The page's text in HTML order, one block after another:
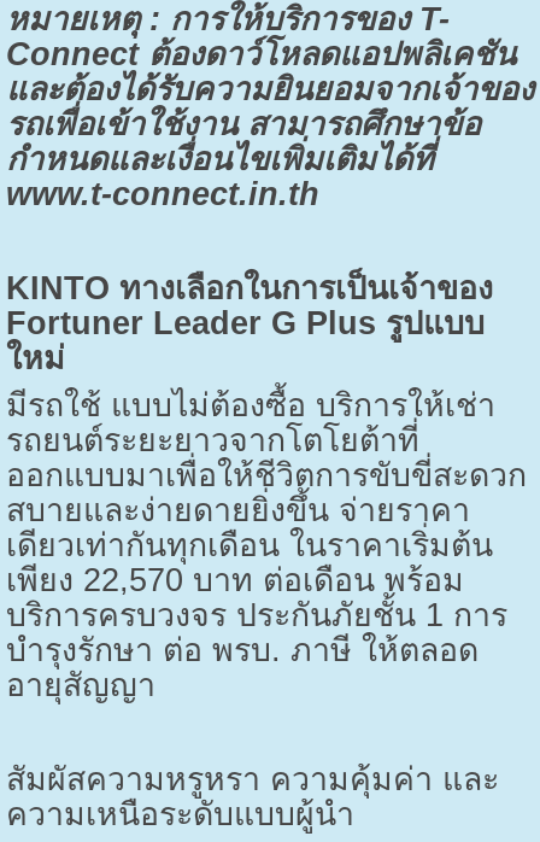
หมายเหตุ : การให้บริการของ T-
Connect ต้องดาว์โหลดแอปพลิเคชัน
และต้องได้รับความยินยอมจากเจ้าของ
รถเพื่อเข้าใช้งาน สามารถศึกษาข้อ
กำหนดและเงื่อนไขเพิ่มเติมได้ที่
www.t-connect.in.th
KINTO ทางเลือกในการเป็นเจ้าของ
Fortuner Leader G Plus รูปแบบ
ใหม่
มีรถใช้ แบบไม่ต้องซื้อ บริการให้เช่า
รถยนต์ระยะยาวจากโตโยต้าที่
ออกแบบมาเพื่อให้ชีวิตการขับขี่สะดวก
สบายและง่ายดายยิ่งขึ้น จ่ายราคา
เดียวเท่ากันทุกเดือน ในราคาเริ่มต้น
เพียง 22,570 บาท ต่อเดือน พร้อม
บริการครบวงจร ประกันภัยชั้น 1 การ
บำรุงรักษา ต่อ พรบ. ภาษี ให้ตลอด
อายุสัญญา
สัมผัสความหรูหรา ความคุ้มค่า และ
ความเหนือระดับแบบผู้นำ